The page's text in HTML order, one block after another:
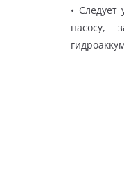
•
насосу,